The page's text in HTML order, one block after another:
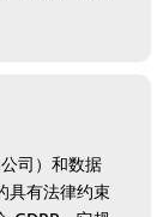
司）和数据
具有法律约束